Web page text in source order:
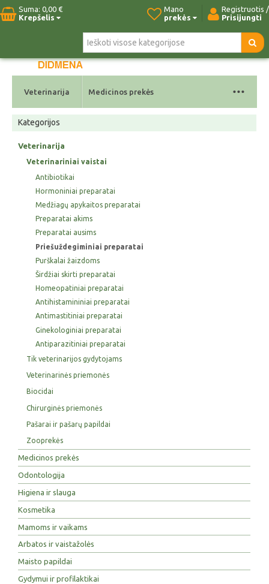
Suma: 0,00 €
Krepšelis
Registruotis /
Prisijungti
Mano
prekės
Pradžia Naujos prekės Kontaktai
Veterinarija Medicinos prekės ...
Kategorijos
Veterinarija
Veterinariniai vaistai
Antibiotikai
Hormoniniai preparatai
Medžiagų apykaitos preparatai
Preparatai akims
Preparatai ausims
Priešuždegiminiai preparatai
Purškalai žaizdoms
Širdžiai skirti preparatai
Homeopatiniai preparatai
Antihistamininiai preparatai
Antimastitiniai preparatai
Ginekologiniai preparatai
Antiparazitiniai preparatai
Tik veterinarijos gydytojams
Veterinarinės priemonės
Biocidai
Chirurginės priemonės
Pašarai ir pašarų papildai
Zooprekės
Medicinos prekės
Odontologija
Higiena ir slauga
Kosmetika
Mamoms ir vaikams
Arbatos ir vaistažolės
Maisto papildai
Gydymui ir profilaktikai